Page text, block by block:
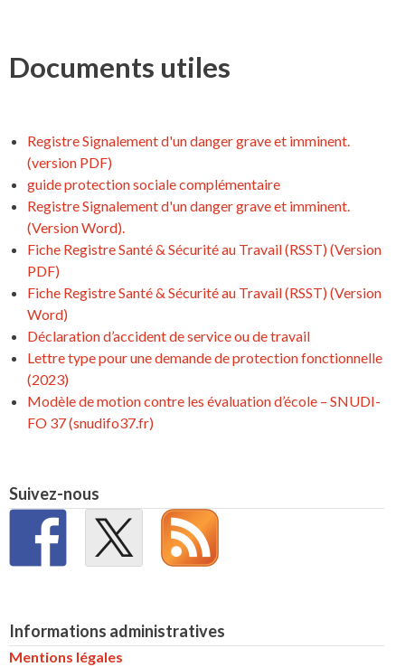
Documents utiles
Registre Signalement d'un danger grave et imminent.
(version PDF)
guide protection sociale complémentaire
Registre Signalement d'un danger grave et imminent.
(Version Word).
Fiche Registre Santé & Sécurité au Travail (RSST) (Version
PDF)
Fiche Registre Santé & Sécurité au Travail (RSST) (Version
Word)
Déclaration d’accident de service ou de travail
Lettre type pour une demande de protection fonctionnelle
(2023)
Modèle de motion contre les évaluation d’école – SNUDI-
FO 37 (snudifo37.fr)
Suivez-nous
Informations administratives
Mentions légales